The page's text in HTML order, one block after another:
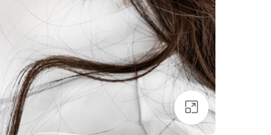
برای بزرگنمایی کلیک کنید